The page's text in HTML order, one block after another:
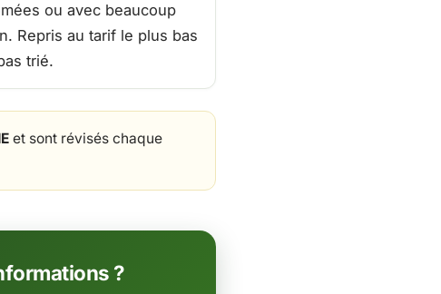
ou avec beaucoup
Repris au tarif le plus bas
trié.
et sont révisés chaque
?